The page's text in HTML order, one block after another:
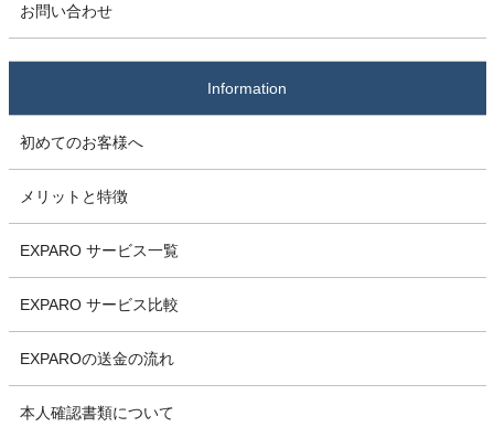
お問い合わせ
Information
初めてのお客様へ
メリットと特徴
EXPARO サービス一覧
EXPARO サービス比較
EXPAROの送金の流れ
本人確認書類について